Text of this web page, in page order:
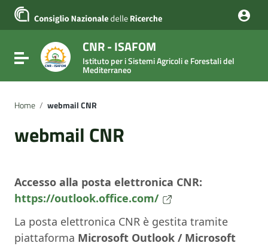
Vai ai contenuti
Vai al menu di navigazione
Vai al footer
Attiva / disattiva la navigazione
CNR - ISAFOM
Istituto per i Sistemi Agricoli e Forestali del
Mediterraneo
Home / webmail CNR
webmail CNR
Accesso alla posta elettronica CNR:
https://outlook.office.com/
La posta elettronica CNR è gestita tramite
piattaforma Microsoft Outlook / Microsoft